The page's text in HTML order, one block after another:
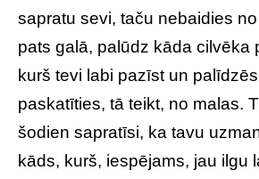
sapratu sevi, taču nebaidies
pats galā, palūdz kāda cilvēka
kurš tevi labi pazīst un
paskatīties, tā teikt, no malas.
šodien sapratīsi, ka tavu
kāds, kurš, iespējams, jau ilgu